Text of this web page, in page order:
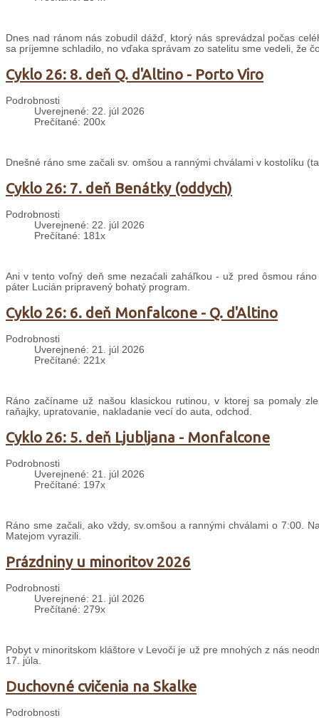
Dnes nad ránom nás zobudil dážď, ktorý nás sprevádzal počas
sa príjemne schladilo, no vďaka správam zo satelitu sme vedeli, že
Cyklo 26: 8. deň Q. d'Altino - Porto Viro
Podrobnosti
Uverejnené: 22. júl 2026
Prečítané: 200x
Dnešné ráno sme začali sv. omšou a rannými chválami v kostolíku
Cyklo 26: 7. deň Benátky (oddych)
Podrobnosti
Uverejnené: 22. júl 2026
Prečítané: 181x
Ani v tento voľný deň sme nezaćali zaháľkou - už pred ôsmou
páter Lucián pripravený bohatý program.
Cyklo 26: 6. deň Monfalcone - Q. d'Altino
Podrobnosti
Uverejnené: 21. júl 2026
Prečítané: 221x
Ráno začíname už našou klasickou rutinou, v ktorej sa pomaly
raňajky, upratovanie, nakladanie vecí do auta, odchod.
Cyklo 26: 5. deň Ljubljana - Monfalcone
Podrobnosti
Uverejnené: 21. júl 2026
Prečítané: 197x
Ráno sme začali, ako vždy, sv.omšou a rannými chválami o 7:00.
Matejom vyrazili.
Prázdniny u minoritov 2026
Podrobnosti
Uverejnené: 21. júl 2026
Prečítané: 279x
Pobyt v minoritskom kláštore v Levoči je už pre mnohých z nás
17. júla.
Duchovné cvičenia na Skalke
Podrobnosti